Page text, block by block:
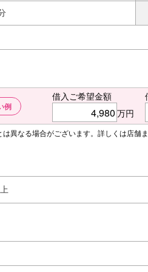
例
借入ご希望金額
万円
異なる場合がございます。詳しくは店舗ま